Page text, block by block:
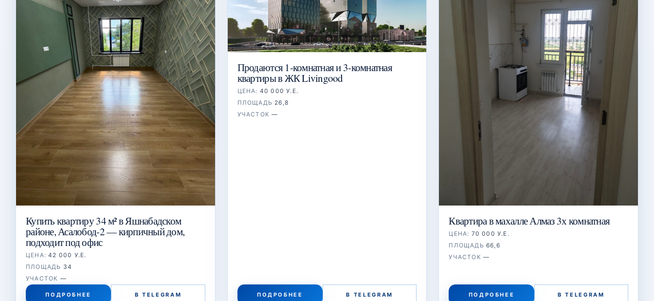
Купить квартиру 34 м² в Яшнабадском
районе, Асалобод-2 — кирпичный дом,
подходит под офис
ЦЕНА:42 000 У.Е.
ПЛОЩАДЬ 34
УЧАСТОК —
ПОДРОБНЕЕ В TELEGRAM
Продаются 1-комнатная и 3-комнатная
квартиры в ЖК Livingood
ЦЕНА: 40 000 У.Е.
ПЛОЩАДЬ 26,8
УЧАСТОК—
ПОДРОБНЕЕ В TELEGRAM
Квартира в махалле Алмаз 3х комнатная
ЦЕНА: 70 000 У.Е.
ПЛОЩАДЬ 66,6
УЧАСТОК —
ПОДРОБНЕЕ В TELEGRAM